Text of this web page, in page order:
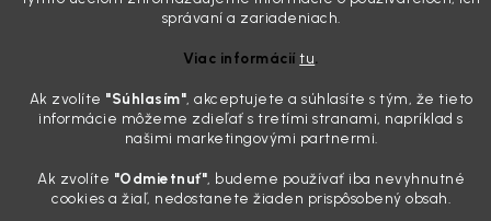
správaní a zariadeniach.
Viac informáciítu.
Ak zvolíte "Súhlasím", akceptujete a súhlasíte s tým, že tieto
informácie môžeme zdieľať s tretími stranami, napríklad s
našimi marketingovými partnermi.
Ak zvolíte "Odmietnuť", budeme používať iba nevyhnutné
cookies a žiaľ, nedostanete žiaden prispôsobený obsah.
mriežkach ventilácie, okolo tlačidiel a v švíkoch sedačiek na vás stále
Detailing nemusí stáť výplatu: 5 kúskov autokozmetiky,
31.7.2026
Sobotné ráno, káva v ruke a pred vami zaprášená kapota. Pre
všetky tie fľaštičky, šampóny a utierky, výsledná suma vie poriadne
pokaziť náladu. Dobrá správa je, že aj profi výbava ...